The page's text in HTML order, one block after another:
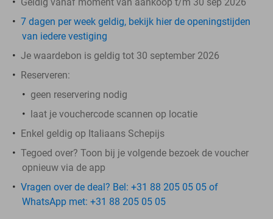
7 dagen per week geldig, bekijk hier de openingstijden
van iedere vestiging
Je waardebon is geldig tot 30 september 2026
Reserveren:
geen reservering nodig
laat je vouchercode scannen op locatie
Enkel geldig op Italiaans Schepijs
Tegoed over? Toon bij je volgende bezoek de voucher
opnieuw via de app
Vragen over de deal? Bel: +31 88 205 05 05 of
WhatsApp met: +31 88 205 05 05